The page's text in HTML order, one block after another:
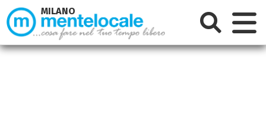
MILANO